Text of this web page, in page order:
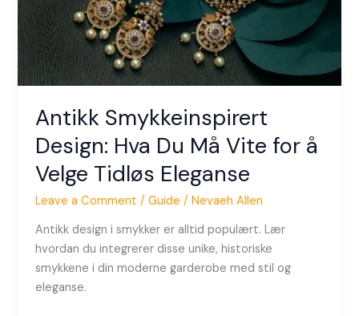
Antikk Smykkeinspirert
Design: Hva Du Må Vite for å
Velge Tidløs Eleganse
Leave a Comment /Guide /Nevaeh Allen
Antikk design i smykker er alltid populært. Lær
hvordan du integrerer disse unike, historiske
smykkene i din moderne garderobe med stil og
eleganse.
for
å
Velge
Tidløs
Eleganse